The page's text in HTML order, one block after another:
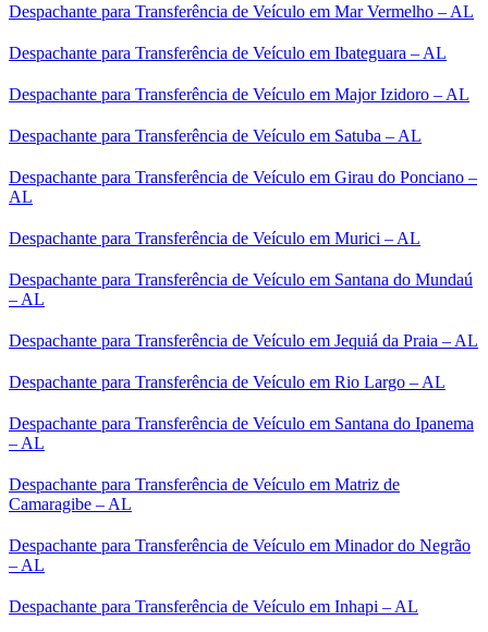
Despachante para Transferência de Veículo em Mar Vermelho – AL
Despachante para Transferência de Veículo em Ibateguara – AL
Despachante para Transferência de Veículo em Major Izidoro – AL
Despachante para Transferência de Veículo em Satuba – AL
Despachante para Transferência de Veículo em Girau do Ponciano –
AL
Despachante para Transferência de Veículo em Murici – AL
Despachante para Transferência de Veículo em Santana do Mundaú
– AL
Despachante para Transferência de Veículo em Jequiá da Praia – AL
Despachante para Transferência de Veículo em Rio Largo – AL
Despachante para Transferência de Veículo em Santana do Ipanema
– AL
Despachante para Transferência de Veículo em Matriz de
Camaragibe – AL
Despachante para Transferência de Veículo em Minador do Negrão
– AL
Despachante para Transferência de Veículo em Inhapi – AL